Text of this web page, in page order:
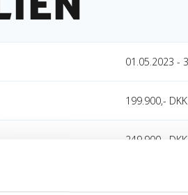
01.05.2023 -
199.900,- DKK
249.900,- DKK